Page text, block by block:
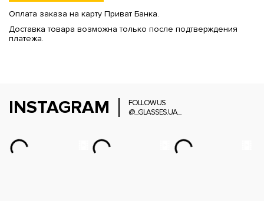
Оплата заказа на карту Приват Банка.
Доставка товара возможна только после подтверждения
платежа.
INSTAGRAM
FOLLOW US
@_GLASSES.UA_